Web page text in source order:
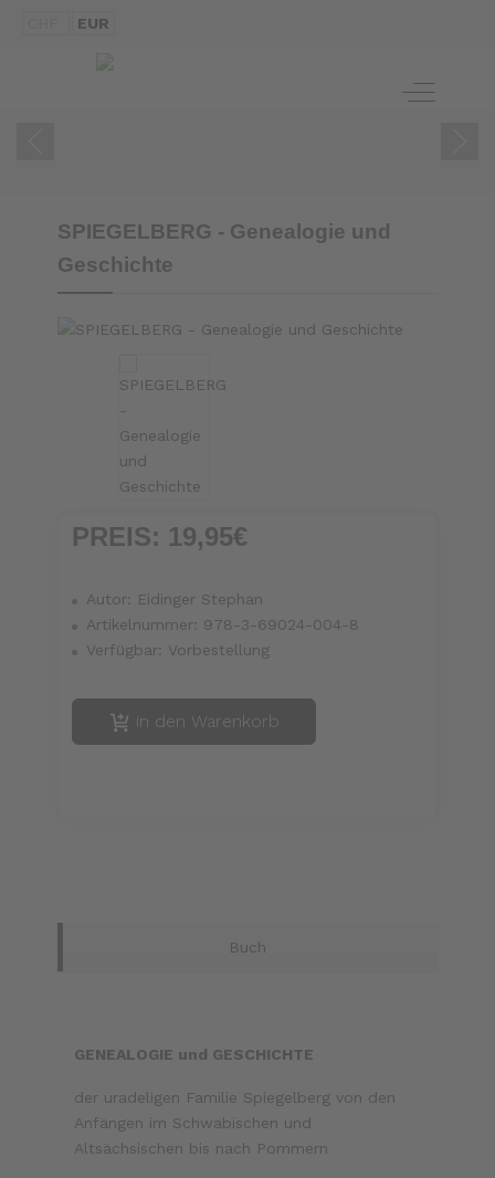
EUR
Off-
SPIEGELBERG - Genealogie und
Geschichte
PREIS: 19,95€
Autor: Eidinger Stephan
Artikelnummer: 978-3-69024-004-8
Verfügbar: Vorbestellung
in den Warenkorb
Buch
GENEALOGIE und GESCHICHTE
der uradeligen Familie Spiegelberg von den
Anfängen im Schwäbischen und
Altsächsischen bis nach Pommern